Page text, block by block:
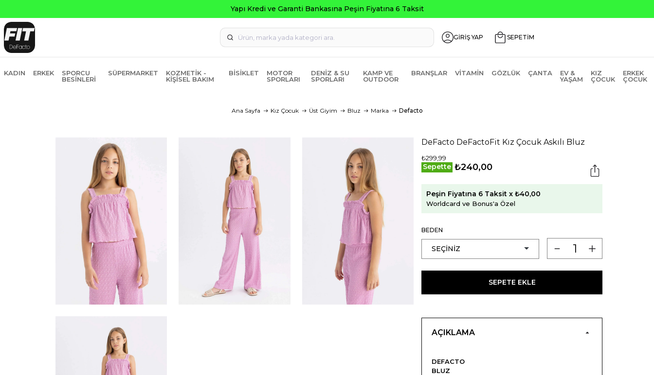
Yapı Kredi ve Garanti Bankasına Peşin Fiyatına 6 Taksit
GİRİŞ YAP SEPETİM
KADIN ERKEK
SPORCU
BESINLERI
SÜPERMARKET
KOZMETIK -
KIŞISEL BAKIM
BISIKLET
MOTOR
SPORLARI
DENIZ & SU
SPORLARI
KAMP VE
OUTDOOR
BRANŞLAR VITAMIN GÖZLÜK ÇANTA
EV &
YAŞAM
KIZ
ÇOCUK
ERKEK
ÇOCUK
Ana Sayfa Kız Çocuk Üst Giyim Bluz Marka Defacto
DeFacto DeFactoFit Kız Çocuk Askılı Bluz
₺299,99
Sepette ₺240,00
Peşin Fiyatına 6 Taksit x ₺40,00
Worldcard ve Bonus'a Özel
BEDEN
SEPETE EKLE
AÇIKLAMA
DEFACTO
BLUZ